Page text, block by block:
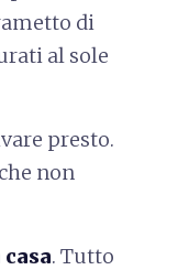
di
al sole
presto.
non
. Tutto